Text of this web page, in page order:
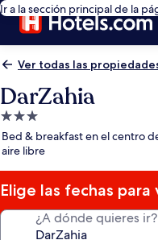
Ir a la sección principal de la
Ver todas las
DarZahia
Propiedad
de
3.0
estrellas
Bed & breakfast en el centro
aire libre
Elige las fechas para
¿A dónde quieres ir?